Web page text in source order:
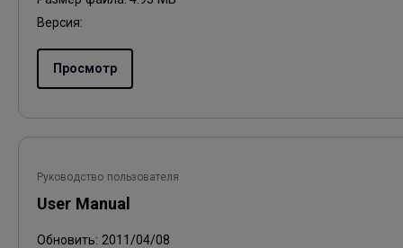
Версия:
Просмотр
Руководство пользователя
User Manual
Обновить: 2011/04/08